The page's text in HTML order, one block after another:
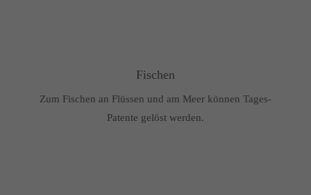
Fischen
Zum Fischen an Flüssen und am Meer können Tages-
Patente gelöst werden.